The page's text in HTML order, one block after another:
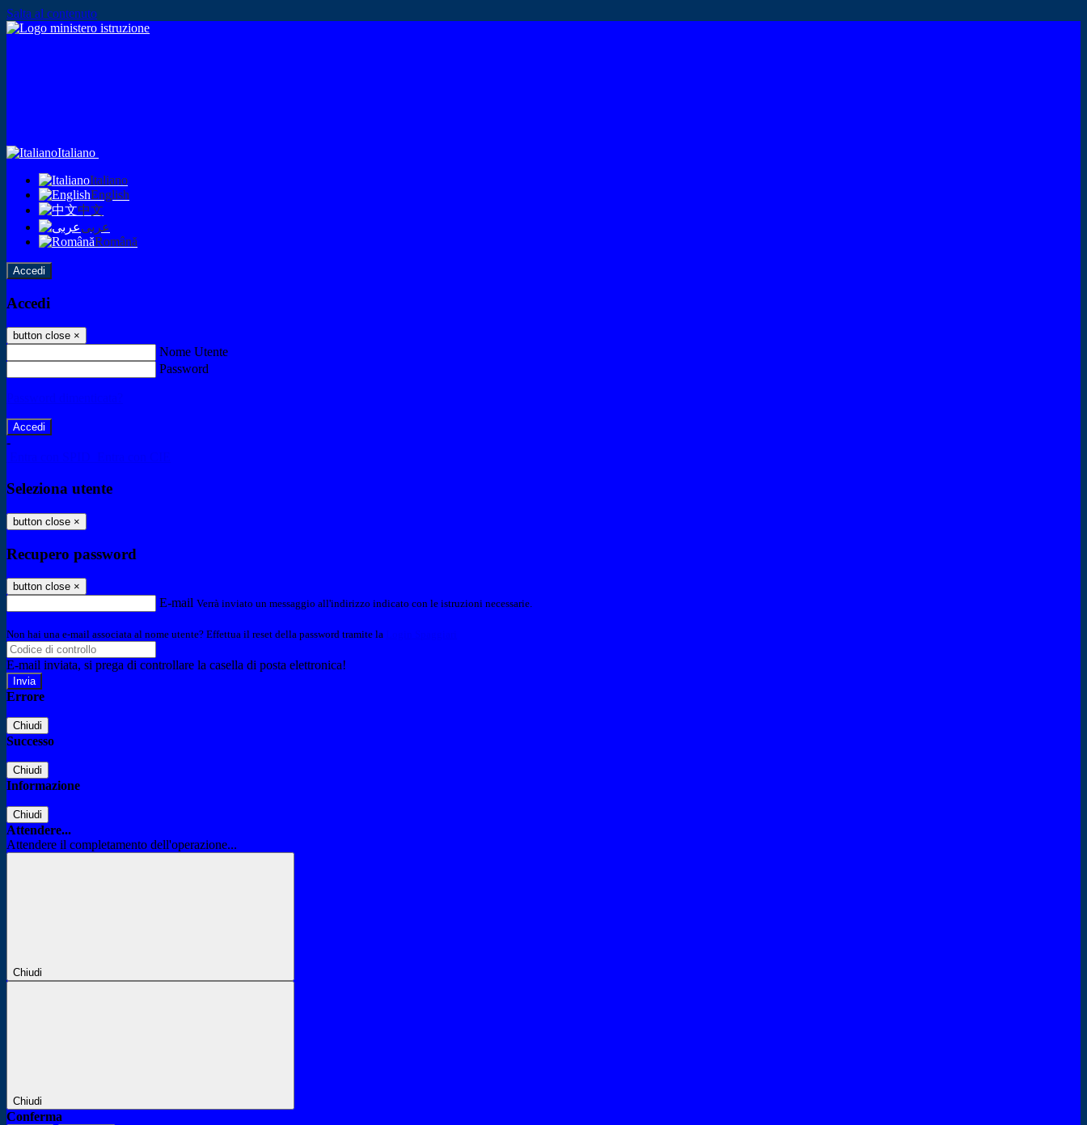
Salta al contenuto
Italiano
Italiano
English
中文
عربى
Română
Accedi
Accedi
button close ×
Nome Utente
Password
-
Seleziona utente
button close ×
Recupero password
button close ×
E-mail Verrà inviato un messaggio all'indirizzo indicato con le istruzioni necessarie.
Non hai una e-mail associata al nome utente? Effettua il reset della password tramite la
E-mail inviata, si prega di controllare la casella di posta elettronica!
Errore
Chiudi
Successo
Chiudi
Informazione
Chiudi
Attendere...
Attendere il completamento dell'operazione...
Chiudi
Chiudi
Conferma